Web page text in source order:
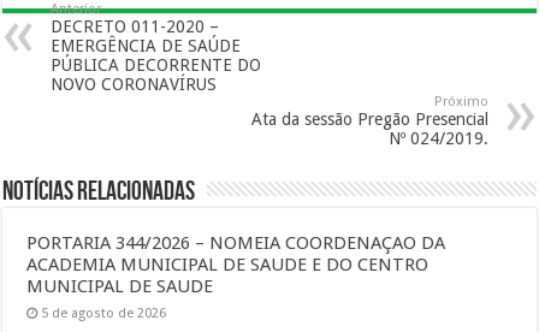
Anterior
DECRETO 011-2020 –
EMERGÊNCIA DE SAÚDE
PÚBLICA DECORRENTE DO
NOVO CORONAVÍRUS
Próximo
Ata da sessão Pregão Presencial
Nº 024/2019.
Notícias Relacionadas
PORTARIA 344/2026 – NOMEIA COORDENAÇAO DA
ACADEMIA MUNICIPAL DE SAUDE E DO CENTRO
MUNICIPAL DE SAUDE
5 de agosto de 2026